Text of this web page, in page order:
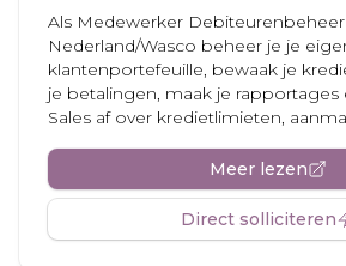
Als Medewerker
Nederland/Wasco beheer je je
klantenportefeuille, bewaak je
je betalingen, maak je
Sales af over kredietlimieten,
Meer lezen
Direct solliciteren